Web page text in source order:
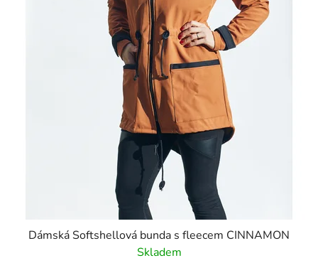
Dámská Softshellová bunda s fleecem CINNAMON
Skladem